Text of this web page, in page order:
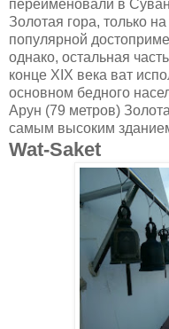
переименовали в
Золотая гора, только
популярной
однако, остальная
конце XIX века ват
основном бедного
Арун (79 метров)
самым высоким
Wat-Saket